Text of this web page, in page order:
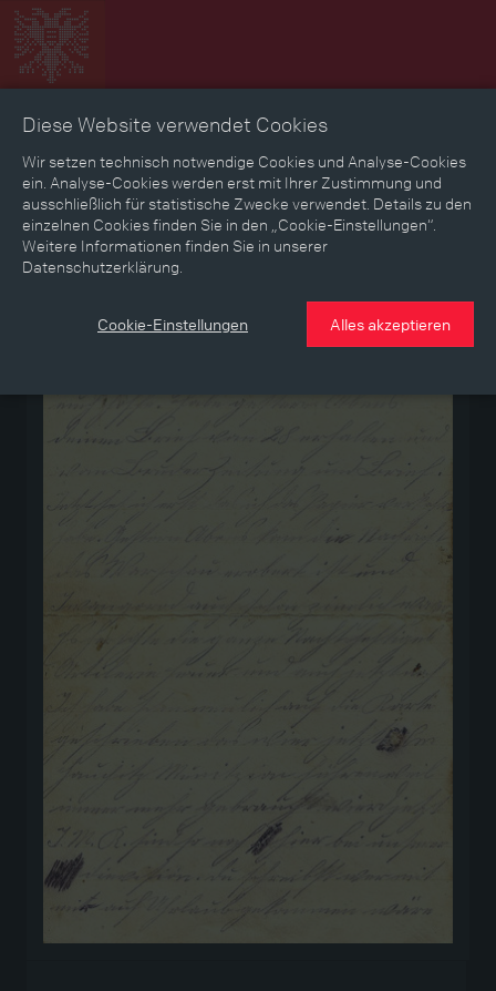
Zeitbild Zeitreise Landkarte Erinnerungen
Mediathek Textmodus
Medium
Diese Website verwendet Cookies
Wir setzen technisch notwendige Cookies und Analyse-Cookies
ein. Analyse-Cookies werden erst mit Ihrer Zustimmung und
ausschließlich für statistische Zwecke verwendet. Details zu den
einzelnen Cookies finden Sie in den „Cookie-Einstellungen“.
Weitere Informationen finden Sie in unserer
Datenschutzerklärung.
Cookie-Einstellungen Alles akzeptieren